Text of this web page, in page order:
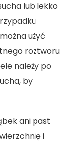
lub lekko
użyć
roztworu
należy po
by
ani past
i